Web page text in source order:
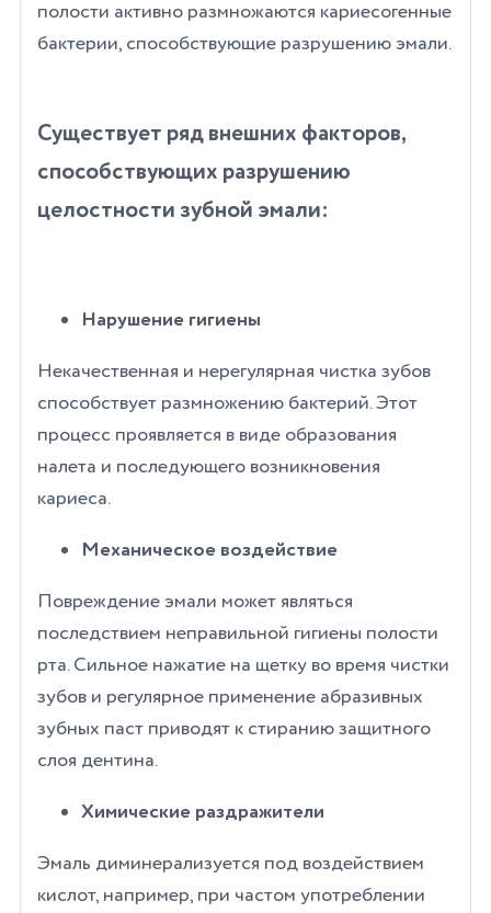
полости активно размножаются кариесогенные
бактерии, способствующие разрушению эмали.
Существует ряд внешних факторов,
способствующих разрушению
целостности зубной эмали:
Нарушение гигиены
Некачественная и нерегулярная чистка зубов
способствует размножению бактерий. Этот
процесс проявляется в виде образования
налета и последующего возникновения
кариеса.
Механическое воздействие
Повреждение эмали может являться
последствием неправильной гигиены полости
рта. Сильное нажатие на щетку во время чистки
зубов и регулярное применение абразивных
зубных паст приводят к стиранию защитного
слоя дентина.
Химические раздражители
Эмаль диминерализуется под воздействием
кислот, например, при частом употреблении